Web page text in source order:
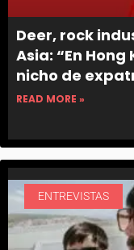
Deer, rock
Asia: “En
nicho de
READ MORE »
ENTREVISTAS